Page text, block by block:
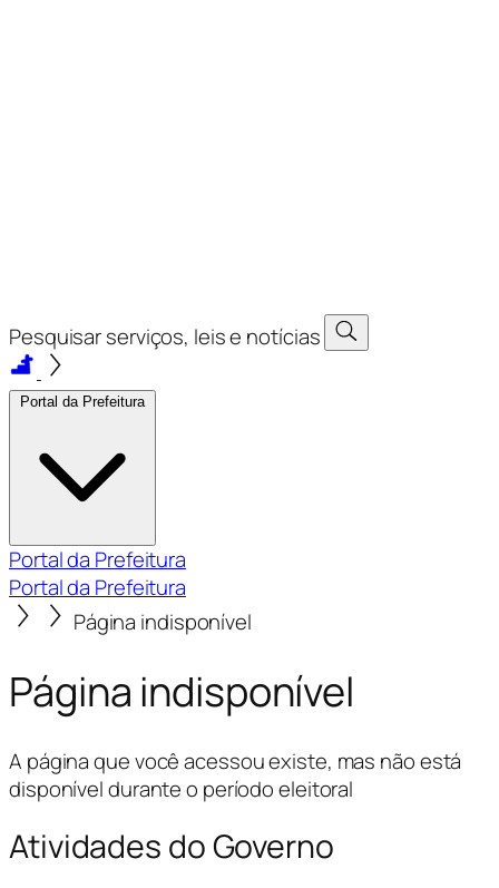
Pesquisar serviços, leis e notícias
Portal da Prefeitura
Portal da Prefeitura
Portal da Prefeitura
Página indisponível
Página indisponível
A página que você acessou existe, mas não está
disponível durante o período eleitoral
Atividades do Governo